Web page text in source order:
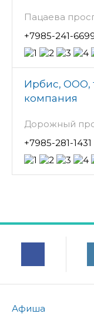
Пацаева
+7985-241-
Ирбис, ООО,
компания
Дорожный
+7985-281-1431
Афиша